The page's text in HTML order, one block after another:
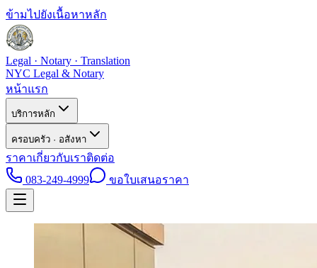
ข้ามไปยังเนื้อหาหลัก
Legal · Notary · Translation
NYC Legal & Notary
หน้าแรก
บริการหลัก
ครอบครัว · อสังหา
ราคาเกี่ยวกับเราติดต่อ
083-249-4999
ขอใบเสนอราคา